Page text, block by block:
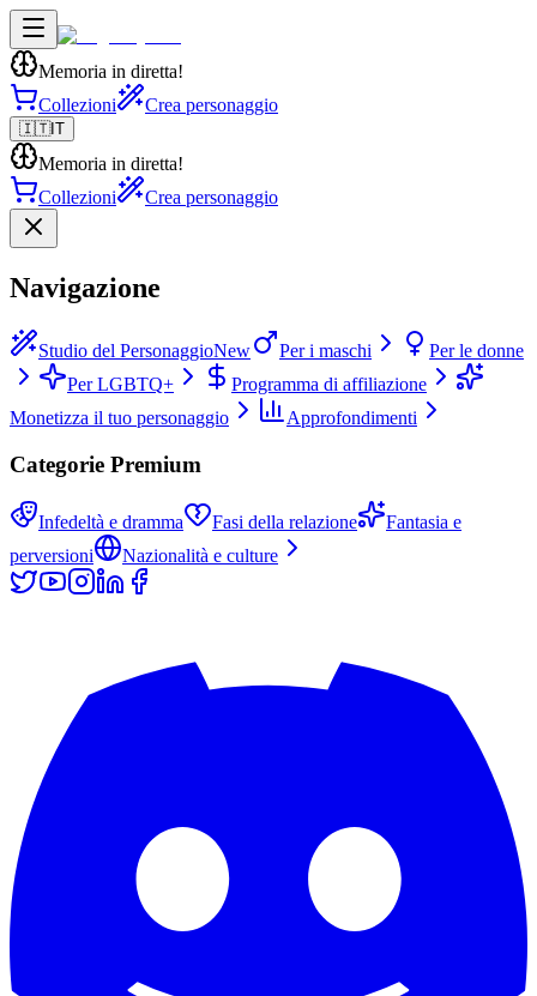
Memoria in diretta!
Collezioni
Crea personaggio
🇮🇹IT
Memoria in diretta!
Collezioni
Crea personaggio
Navigazione
Studio del PersonaggioNew Per i maschi
Per le donne
Per LGBTQ+
Programma di affiliazione
Monetizza il tuo personaggio
Approfondimenti
Categorie Premium
Infedeltà e dramma Fasi della relazione
Fantasia e
perversioni
Nazionalità e culture